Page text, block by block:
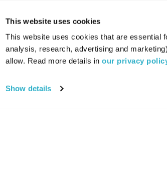
This website uses cookies
This website uses cookies that are essential
analysis, research, advertising and
allow. Read more details in our privacy
Show details